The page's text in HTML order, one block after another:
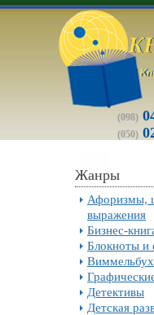
(098)
(050)
Жанры
Афоризмы,
выражения
Бизнес-
Блокноты и
Виммельбух
Детективы
Детская